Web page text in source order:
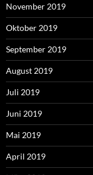
November 2019
Oktober 2019
September 2019
August 2019
Juli 2019
Juni 2019
Mai 2019
April 2019